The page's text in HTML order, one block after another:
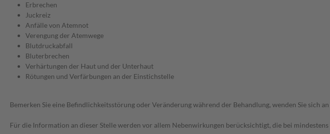
Erbrechen
Juckreiz
Anfälle von Atemnot
Verengung der Atemwege
Blutdruckabfall
Bluterbrechen
Verhärtungen der Haut und der Unterhaut
Rötungen und Verfärbungen an der Einstichstelle
Bemerken Sie eine Befindlichkeitsstörung oder Veränderung während der Behandlung, wenden Sie sich
Für die Information an dieser Stelle werden vor allem Nebenwirkungen berücksichtigt, die bei